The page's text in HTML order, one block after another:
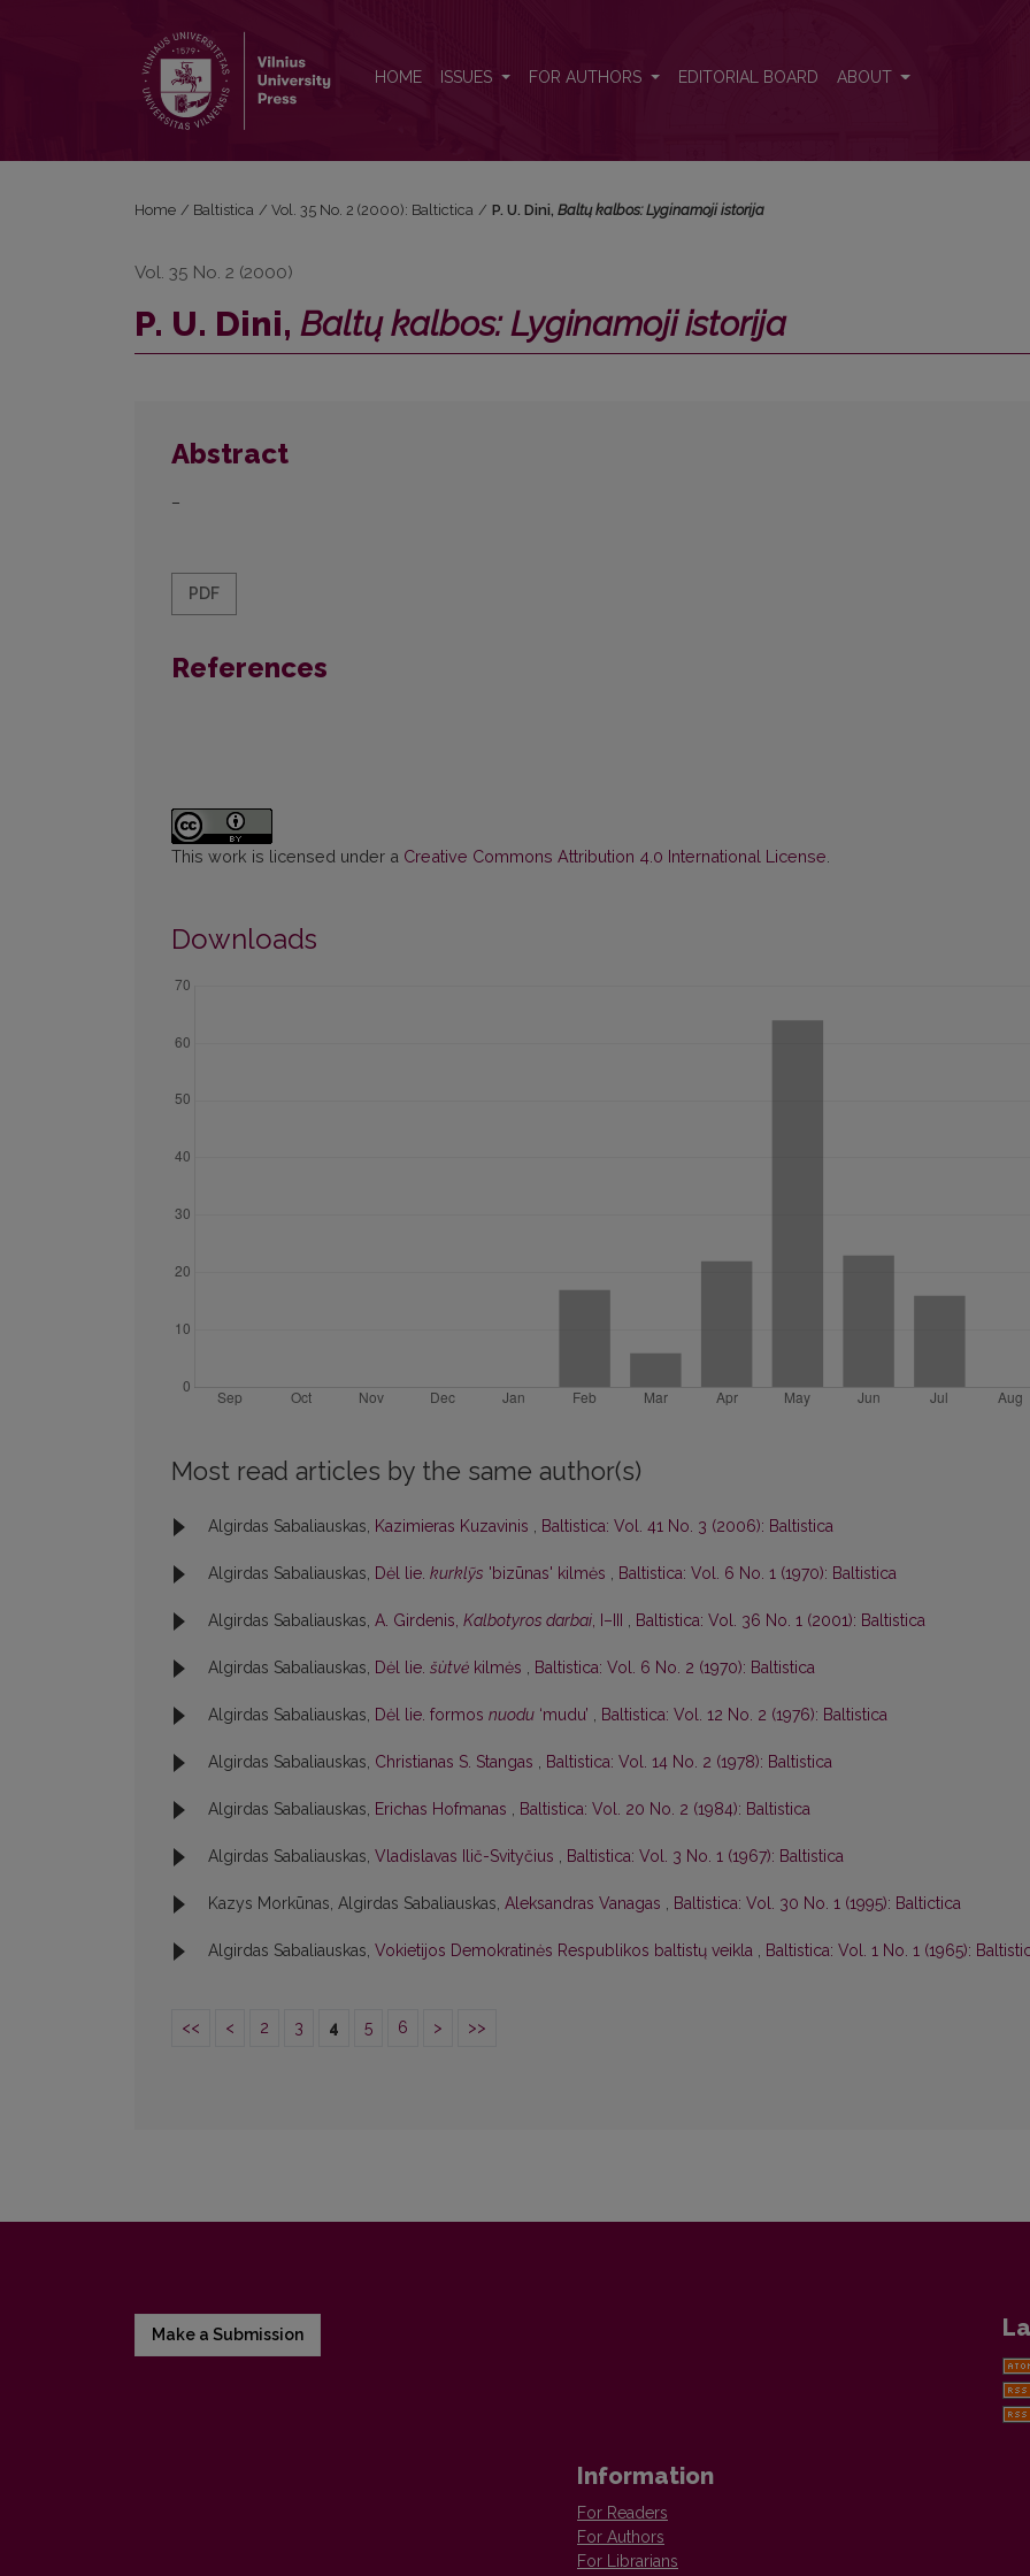
HOME ISSUES FOR AUTHORS EDITORIAL BOARD ABOUT
Home / Baltistica / Vol. 35 No. 2 (2000): Baltictica / P. U. Dini, Baltų kalbos: Lyginamoji istorija
Vol. 35 No. 2 (2000)
P. U. Dini, Baltų kalbos: Lyginamoji istorija
Abstract
–
PDF
References
This work is licensed under a Creative Commons Attribution 4.0 International License
Downloads
Most read articles by the same author(s)
Algirdas Sabaliauskas, Kazimieras Kuzavinis , Baltistica: Vol. 41 No. 3 (2006): Baltistica
Algirdas Sabaliauskas, Dėl lie. kurklỹs 'bizūnas' kilmės , Baltistica: Vol. 6 No. 1 (1970): Baltistica
Algirdas Sabaliauskas, A. Girdenis, Kalbotyros darbai, I–III , Baltistica: Vol. 36 No. 1 (2001): Baltistica
Algirdas Sabaliauskas, Dėl lie. šùtvė kilmės , Baltistica: Vol. 6 No. 2 (1970): Baltistica
Algirdas Sabaliauskas, Dėl lie. formos nuodu ‘mudu’ , Baltistica: Vol. 12 No. 2 (1976): Baltistica
Algirdas Sabaliauskas, Christianas S. Stangas , Baltistica: Vol. 14 No. 2 (1978): Baltistica
Algirdas Sabaliauskas, Erichas Hofmanas , Baltistica: Vol. 20 No. 2 (1984): Baltistica
Algirdas Sabaliauskas, Vladislavas Ilič-Svityčius , Baltistica: Vol. 3 No. 1 (1967): Baltistica
Kazys Morkūnas, Algirdas Sabaliauskas, Aleksandras Vanagas , Baltistica: Vol. 30 No. 1 (1995): Baltictica
Algirdas Sabaliauskas, Vokietijos Demokratinės Respublikos baltistų veikla , Baltistica: Vol. 1 No. 1 (1965):
<< < 2 3 4 5 6 > >>
Make a Submission
Information
For Readers
For Authors
For Librarians